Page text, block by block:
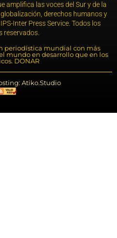
amplifica las voces del Sur y de la
derechos humanos y
Inter Press Service. Todos los
reservados.
periodística mundial con más
mundo en desarrollo que en los
DONAR
Atiko.Studio